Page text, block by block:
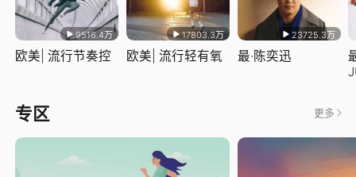
9516.4万
欧美| 流行节奏控
17803.3万
欧美| 流行轻有氧
23725.3万
最·陈奕迅
专区 更多